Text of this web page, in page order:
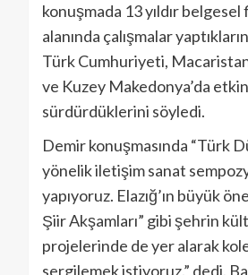
konuşmada 13 yıldır belgesel
alanında çalışmalar
Türk Cumhuriyeti,
ve Kuzey Makedonya’da
sürdürdüklerini söyledi.
Demir konuşmasında “Türk
yönelik iletişim sanat
yapıyoruz. Elazığ’ın büyük
Şiir Akşamları” gibi şehrin
projelerinde de yer alarak
sergilemek istiyoruz.” dedi.